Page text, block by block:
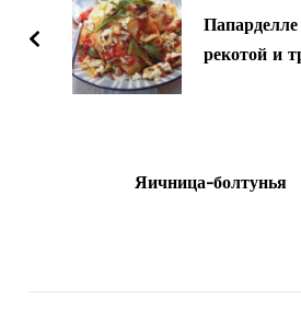
записям
Папарделле
рекотой и
Яичница-болтунья